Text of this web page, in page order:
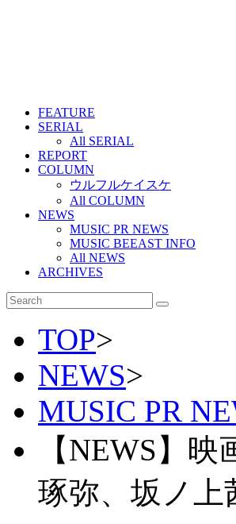
FEATURE
SERIAL
All SERIAL
REPORT
COLUMN
ウルフルケイスケ
All COLUMN
NEWS
MUSIC PR NEWS
MUSIC BEEAST INFO
All NEWS
ARCHIVES
TOP>
NEWS>
MUSIC PR
【NEWS】
琢弥、坂ノ上